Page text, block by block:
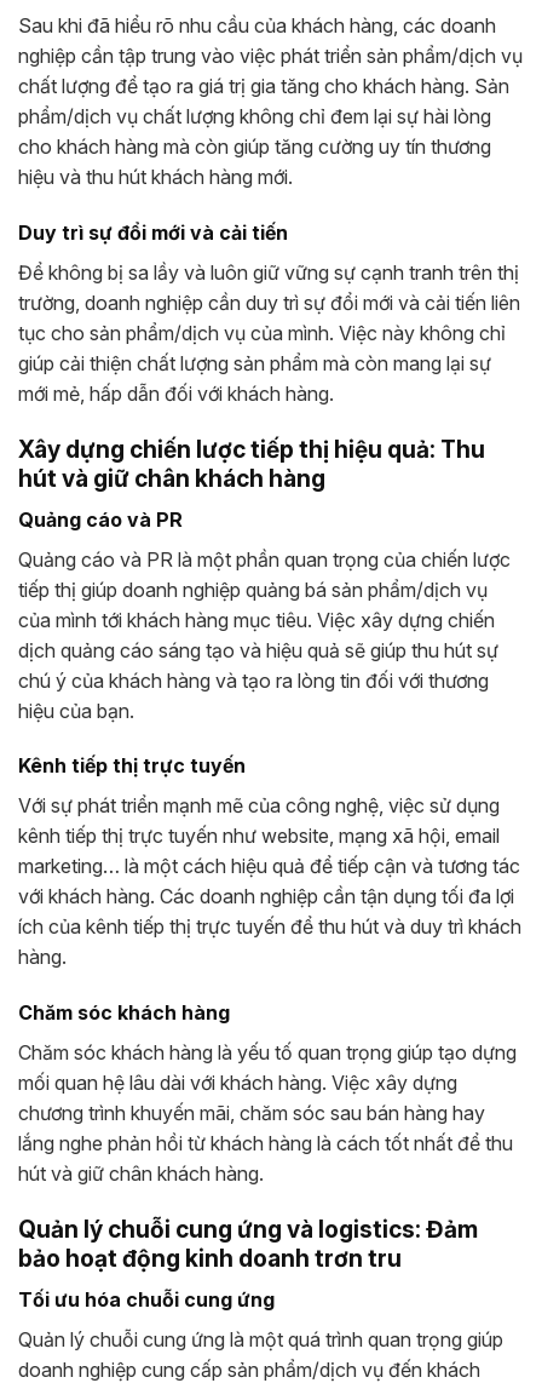
Sau khi đã hiểu rõ nhu cầu của khách hàng, các doanh
nghiệp cần tập trung vào việc phát triển sản phẩm/dịch vụ
chất lượng để tạo ra giá trị gia tăng cho khách hàng. Sản
phẩm/dịch vụ chất lượng không chỉ đem lại sự hài lòng
cho khách hàng mà còn giúp tăng cường uy tín thương
hiệu và thu hút khách hàng mới.
Duy trì sự đổi mới và cải tiến
Để không bị sa lầy và luôn giữ vững sự cạnh tranh trên thị
trường, doanh nghiệp cần duy trì sự đổi mới và cải tiến liên
tục cho sản phẩm/dịch vụ của mình. Việc này không chỉ
giúp cải thiện chất lượng sản phẩm mà còn mang lại sự
mới mẻ, hấp dẫn đối với khách hàng.
Xây dựng chiến lược tiếp thị hiệu quả: Thu
hút và giữ chân khách hàng
Quảng cáo và PR
Quảng cáo và PR là một phần quan trọng của chiến lược
tiếp thị giúp doanh nghiệp quảng bá sản phẩm/dịch vụ
của mình tới khách hàng mục tiêu. Việc xây dựng chiến
dịch quảng cáo sáng tạo và hiệu quả sẽ giúp thu hút sự
chú ý của khách hàng và tạo ra lòng tin đối với thương
hiệu của bạn.
Kênh tiếp thị trực tuyến
Với sự phát triển mạnh mẽ của công nghệ, việc sử dụng
kênh tiếp thị trực tuyến như website, mạng xã hội, email
marketing… là một cách hiệu quả để tiếp cận và tương tác
với khách hàng. Các doanh nghiệp cần tận dụng tối đa lợi
ích của kênh tiếp thị trực tuyến để thu hút và duy trì khách
hàng.
Chăm sóc khách hàng
Chăm sóc khách hàng là yếu tố quan trọng giúp tạo dựng
mối quan hệ lâu dài với khách hàng. Việc xây dựng
chương trình khuyến mãi, chăm sóc sau bán hàng hay
lắng nghe phản hồi từ khách hàng là cách tốt nhất để thu
hút và giữ chân khách hàng.
Quản lý chuỗi cung ứng và logistics: Đảm
bảo hoạt động kinh doanh trơn tru
Tối ưu hóa chuỗi cung ứng
Quản lý chuỗi cung ứng là một quá trình quan trọng giúp
doanh nghiệp cung cấp sản phẩm/dịch vụ đến khách